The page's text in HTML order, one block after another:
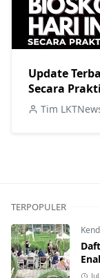
Update
Secara
Tim
TERPOPULER